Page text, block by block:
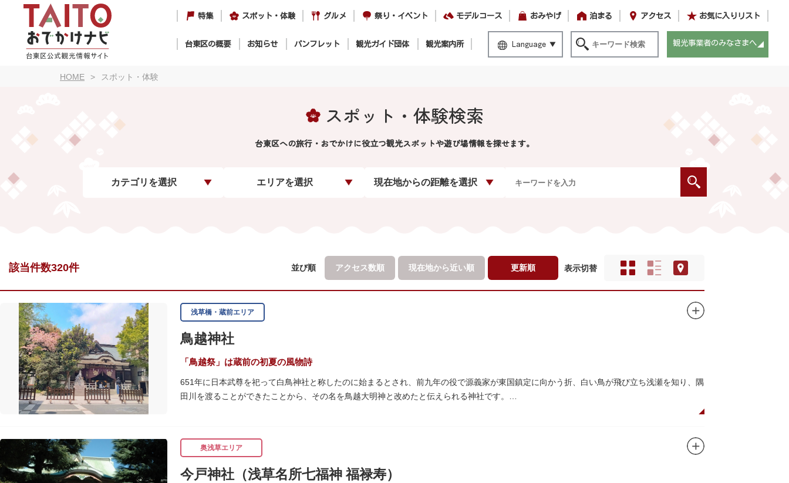
特集 スポット・体験 グルメ 祭り・イベント モデルコース おみやげ 泊まる アクセス お気に入りリスト
台東区の概要 お知らせ パンフレット 観光ガイド団体 観光案内所 Language 観光事業者のみなさまへ
HOME スポット・体験
スポット・体験検索
台東区への旅行・おでかけに役立つ観光スポットや遊び場情報を探せます。
カテゴリを選択 エリアを選択 現在地からの距離を選択
該当件数320件 並び順 アクセス数順 現在地から近い順 更新順 表示切替
浅草橋・蔵前エリア
鳥越神社
「鳥越祭」は蔵前の初夏の風物詩
651年に日本武尊を祀って白鳥神社と称したのに始まるとされ、前九年の役で源義家が東国鎮定に向かう折、白い鳥が飛び立ち浅瀬を知り、隅
田川を渡ることができたことから、その名を鳥越大明神と改めたと伝えられる神社です。
江戸時代までは三社の神社から成り、約2万坪の広大な敷地を所領していましたが、天領からの米を収蔵する蔵や、大名屋敷などを建てるため
毎年6月上旬に行われる鳥越祭では、都内最大級を誇る千貫神輿（約4トン）が氏子町内を渡御し、夜の宮入道中では、提灯に照らされた神輿
が荘厳かつ幻想的な光景をつくりだします。例年、数十万人の人出があり、多くの観客で賑わう蔵前の初夏の風物詩になっています。
社務所では、社紋の七曜紋と月星紋がデザインされた御朱印帳の販売や、鳥越祭の開催期間中は限定御朱印も頒布されます。
奥浅草エリア
今戸神社（浅草名所七福神 福禄寿）